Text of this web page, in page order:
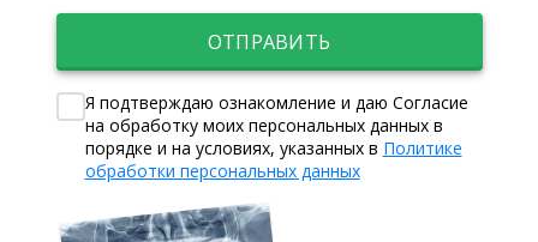
ОТПРАВИТЬ
Я подтверждаю ознакомление и даю Согласие
на обработку моих персональных данных в
порядке и на условиях, указанных в Политике
обработки персональных данных